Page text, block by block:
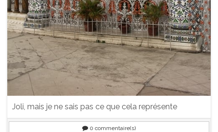
Joli, mais je ne sais pas ce que cela représente
0 commentaire(s)